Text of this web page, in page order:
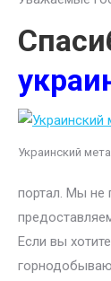
Украинский
портал. Мы не
Если вы